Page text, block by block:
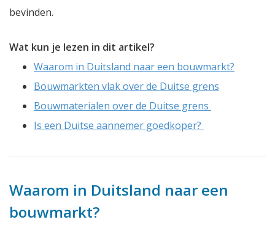
bevinden.
Wat kun je lezen in dit artikel?
Waarom in Duitsland naar een bouwmarkt?
Bouwmarkten vlak over de Duitse grens
Bouwmaterialen over de Duitse grens
Is een Duitse aannemer goedkoper?
Waarom in Duitsland naar een
bouwmarkt?